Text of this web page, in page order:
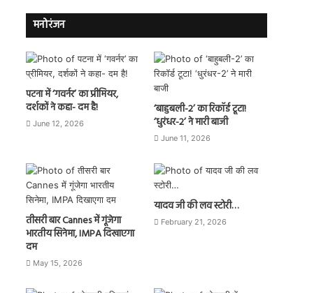
मनोरंजन
पटना में ‘गवर्नर’ का प्रीमियर,
दर्शकों ने कहा- दम है!
June 12, 2026
‘बाहुबली-2’ का रिकॉर्ड टूटा!
‘धुरंधर-2’ ने मारी बाजी
June 11, 2026
तीसरी बार Cannes में गूंजेगा
भारतीय सिनेमा, IMPA दिखाएगा
दम
May 15, 2026
यादव जी की लव स्टोरी…
February 21, 2026